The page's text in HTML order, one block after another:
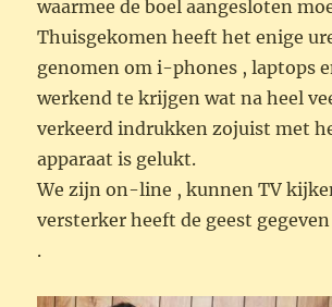
waarmee de boel aangesloten
Thuisgekomen heeft het enige
genomen om i-phones , laptops
werkend te krijgen wat na heel
verkeerd indrukken zojuist met
apparaat is gelukt.
We zijn on-line , kunnen TV
versterker heeft de geest
.